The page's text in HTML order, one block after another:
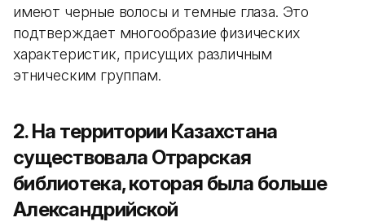
имеют черные волосы и темные глаза. Это
подтверждает многообразие физических
характеристик, присущих различным
этническим группам.
2. На территории Казахстана
существовала Отрарская
библиотека, которая была больше
Александрийской